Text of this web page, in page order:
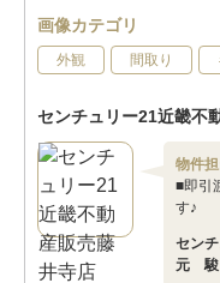
画像カテゴリ
外観 間取り
センチュリー21近畿不
物件
■即引
す♪
セン
元 駿